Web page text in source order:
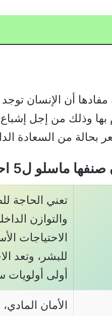
أن الإنسان توجد
وذلك من إجل إشباع
بحالة من السعادة
ل5 احتياجات مختلفة؟
تعني الحاجة
والتوازن
الاحتياجات
للبشر، وتعد
أولى أولويات
الأمان